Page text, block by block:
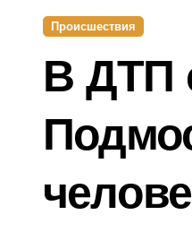
Происшествия
В ДТП